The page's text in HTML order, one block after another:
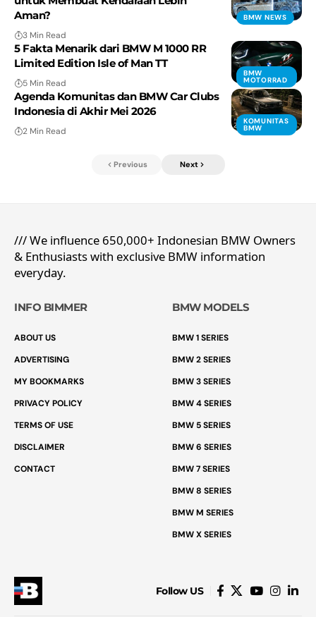
BMW NEWS
Aman?
3 Min Read
BMW
MOTORRAD
5 Fakta Menarik dari BMW M 1000 RR
Limited Edition Isle of Man TT
5 Min Read
KOMUNITAS
BMW
Agenda Komunitas dan BMW Car Clubs
Indonesia di Akhir Mei 2026
2 Min Read
Previous Next
/// We influence 650,000+ Indonesian BMW Owners
& Enthusiasts with exclusive BMW information
everyday.
INFO BIMMER
ABOUT US
ADVERTISING
MY BOOKMARKS
PRIVACY POLICY
TERMS OF USE
DISCLAIMER
CONTACT
BMW MODELS
BMW 1 SERIES
BMW 2 SERIES
BMW 3 SERIES
BMW 4 SERIES
BMW 5 SERIES
BMW 6 SERIES
BMW 7 SERIES
BMW 8 SERIES
BMW M SERIES
BMW X SERIES
Follow US